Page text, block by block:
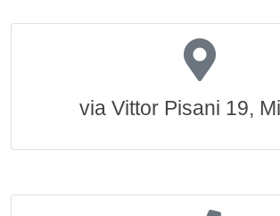
via Vittor Pisani 19,